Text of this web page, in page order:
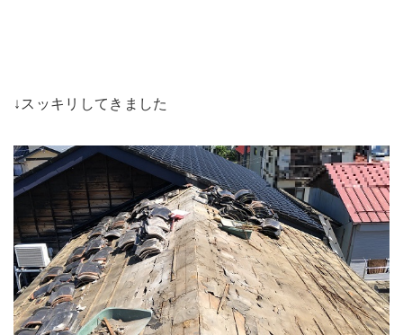
↓スッキリしてきました